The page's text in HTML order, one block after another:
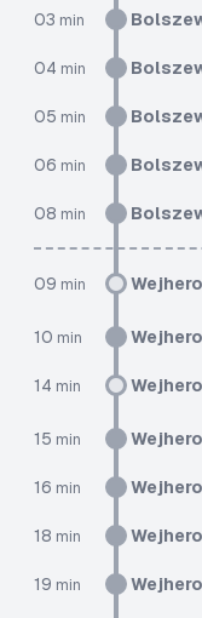
03 min
04 min
05 min
06 min
08 min
09 min
10 min
14 min
15 min
16 min
18 min
19 min